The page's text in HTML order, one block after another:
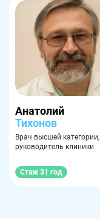
Анатолий
Тихонов
Врач высшей категории,
руководитель клиники
Стаж 31 год